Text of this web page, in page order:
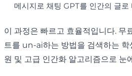
메시지로 채팅 GPT를 인간의 글로
이 과정은 빠르고 효율적입니다. 무
트를 un-ai하는 방법을 검색하는 학
원 및 고급 인간화 알고리즘으로 눈